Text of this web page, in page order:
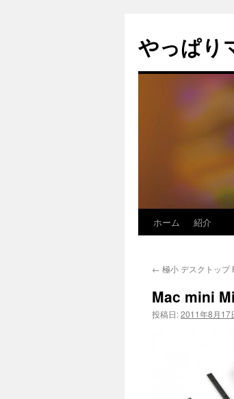
テ
ン
やっぱり
ホーム 紹介
← 極小 デスクトップ
Mac mini
投稿日:2011年8月17